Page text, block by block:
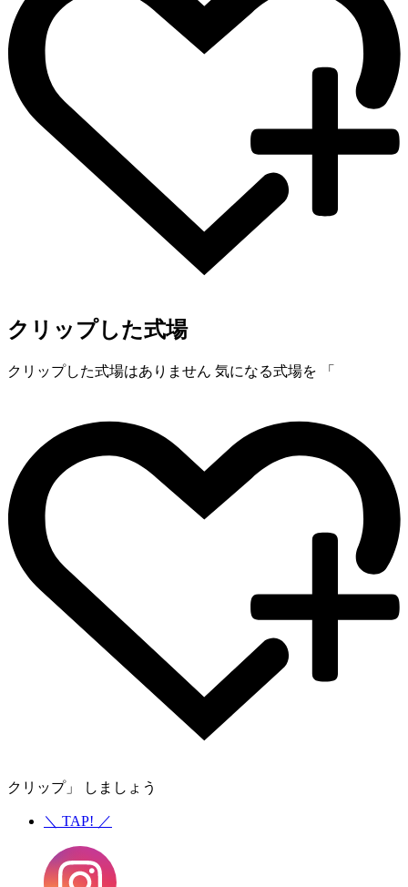
クリップした式場
クリップした式場はありません 気になる式場を 「
クリップ」 しましょう
＼ TAP! ／